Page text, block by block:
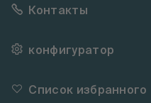
Контакты
конфигуратор
Список избранного